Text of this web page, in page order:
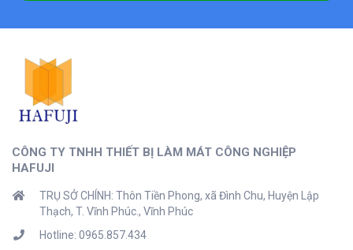
CÔNG TY TNHH THIẾT BỊ LÀM MÁT CÔNG NGHIỆP
HAFUJI
TRỤ SỞ CHÍNH: Thôn Tiền Phong, xã Đình Chu, Huyện Lập
Thạch, T. Vĩnh Phúc., Vĩnh Phúc
Hotline: 0965.857.434